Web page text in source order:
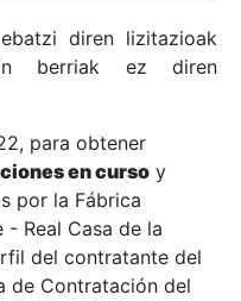
diren lizitazioak
berriak ez diren
para obtener
en curso y
por la Fábrica
Real Casa de la
del contratante del
de Contratación del